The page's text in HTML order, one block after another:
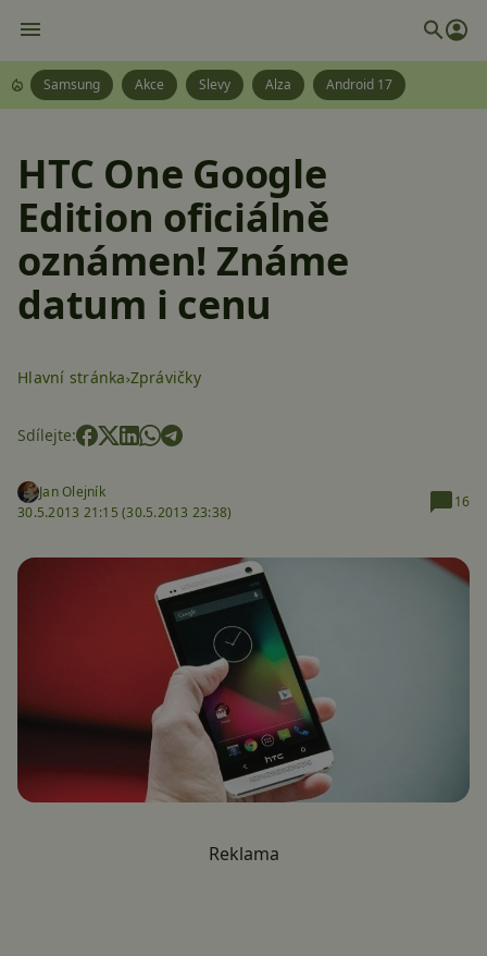
Samsung Akce Slevy Alza Android 17
HTC One Google
Edition oficiálně
oznámen! Známe
datum i cenu
Hlavní stránka Zprávičky
Sdílejte:
Jan Olejník
30.5.2013 21:15 (30.5.2013 23:38)
16
Reklama